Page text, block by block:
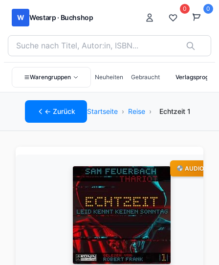
W Westarp · Buchshop
Bücher suchen nach Titel, Autor:in oder ISBN
0 0
Warengruppen Neuheiten Gebraucht
← Zurück Startseite › Reise › Echtzeit 1
AUDIO-CD